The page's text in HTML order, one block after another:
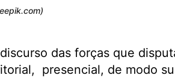
das forças que
presencial, de modo